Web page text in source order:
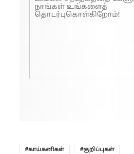
காய்கனிகள் குறிப்புகள்